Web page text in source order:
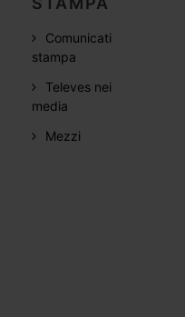
Comunicati
stampa
Televes nei
media
Mezzi